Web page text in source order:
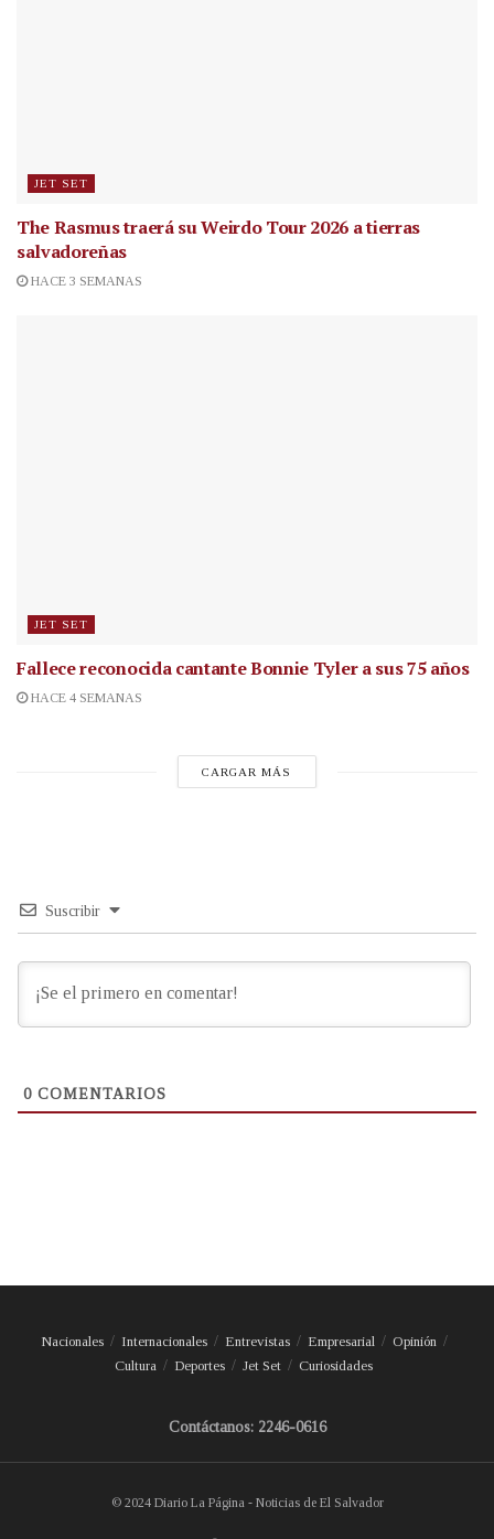
JET SET
The Rasmus traerá su Weirdo Tour 2026 a tierras
salvadoreñas
HACE 3 SEMANAS
JET SET
Fallece reconocida cantanteBonnie Tyler a sus 75 años
HACE 4 SEMANAS
CARGAR MÁS
Suscribir
0 COMENTARIOS
Nacionales Internacionales Entrevistas Empresarial
Opinión
Cultura
Deportes Jet Set Curiosidades
Contáctanos: 2246-0616
© 2024 Diario La Página - Noticias de El Salvador